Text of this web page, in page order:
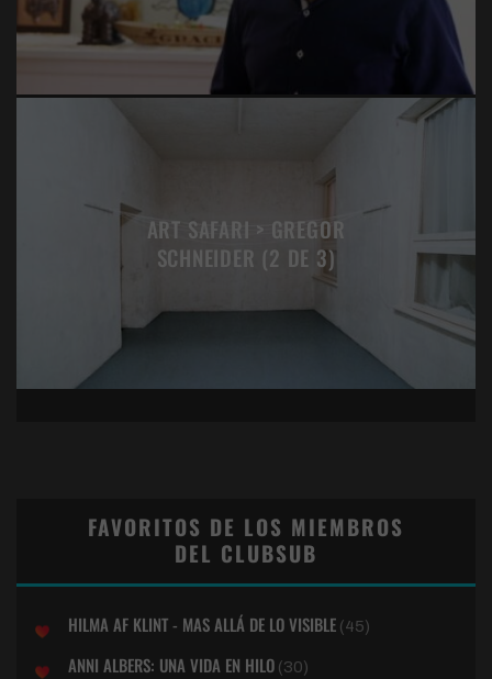
ART SAFARI > GREGOR
SCHNEIDER (2 DE 3)
FAVORITOS DE LOS MIEMBROS
DEL CLUBSUB
HILMA AF KLINT - MAS ALLÁ DE LO VISIBLE (45)
ANNI ALBERS: UNA VIDA EN HILO (30)